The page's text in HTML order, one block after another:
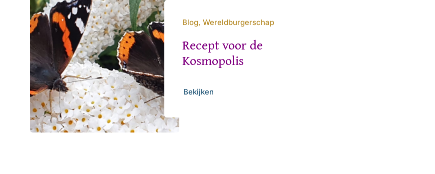
Blog, Wereldburgerschap
Recept voor de
Kosmopolis
Bekijken